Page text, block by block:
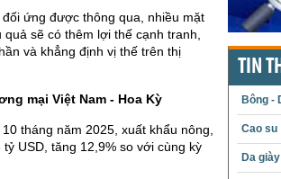
ứng được thông qua, nhiều mặt
sẽ có thêm lợi thế cạnh tranh,
và khẳng định vị thế trên thị
mại Việt Nam - Hoa Kỳ
tháng năm 2025, xuất khẩu nông,
USD, tăng 12,9% so với cùng kỳ
TIN
Bông -
Cao su
Da giày